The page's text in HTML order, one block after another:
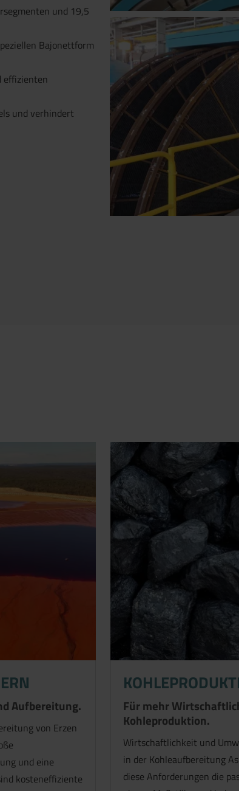
und 19,5
Bajonettform
effizienten
und verhindert
PolySeg - leichtes
Aufbereitung.
von Erzen
und eine
kosteneffiziente
Für mehr
Kohleproduktion.
Wirtschaftlichkeit und
in der Kohleaufbereitung
diese Anforderungen die